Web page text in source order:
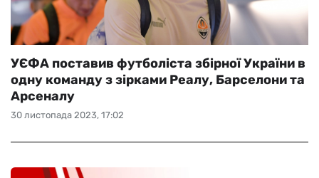
30 листопада 2023, 17:02
УЄФА поставив футболіста збірної України в
одну команду з зірками Реалу, Барселони та
Арсеналу